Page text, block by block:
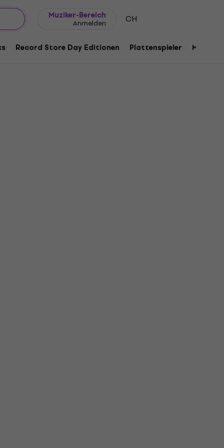
Muziker-Bereich
Anmelden CH
Record Store Day Editionen Plattenspieler Musik